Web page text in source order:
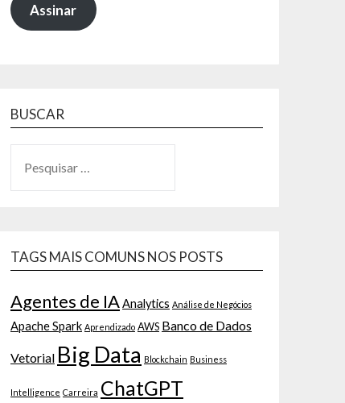
Assinar
BUSCAR
TAGS MAIS COMUNS NOS POSTS
Agentes de IAAnalytics Análise de Negócios
Apache Spark Aprendizado AWS Banco de Dados
Vetorial Big Data Blockchain Business
Intelligence Carreira ChatGPT